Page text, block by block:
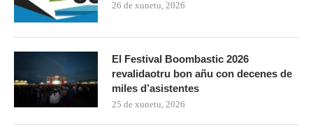
26 de xunetu, 2026
El Festival Boombastic 2026
revalidaotru bon añu con decenes de
miles d’asistentes
25 de xunetu, 2026